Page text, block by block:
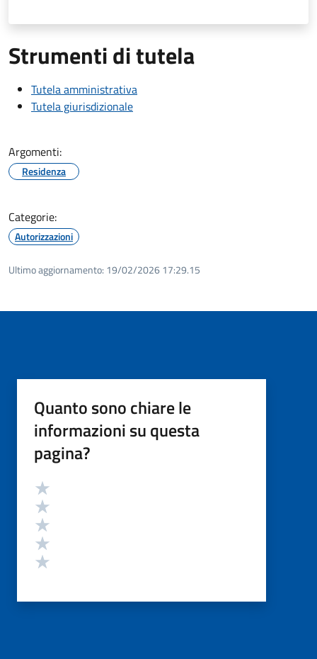
Strumenti di tutela
Tutela amministrativa
Tutela giurisdizionale
Argomenti:
Residenza
Categorie:
Autorizzazioni
Ultimo aggiornamento: 19/02/2026 17:29.15
Quanto sono chiare le
informazioni su questa
pagina?
Valutazione